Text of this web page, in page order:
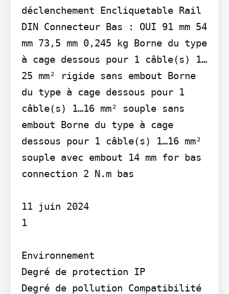
déclenchement Encliquetable Rail
DIN Connecteur Bas : OUI 91 mm 54
mm 73,5 mm 0,245 kg Borne du type
à cage dessous pour 1 câble(s) 1…
25 mm² rigide sans embout Borne
du type à cage dessous pour 1
câble(s) 1…16 mm² souple sans
embout Borne du type à cage
dessous pour 1 câble(s) 1…16 mm²
souple avec embout 14 mm for bas
connection 2 N.m bas
11 juin 2024
1
Environnement
Degré de protection IP
Degré de pollution Compatibilité